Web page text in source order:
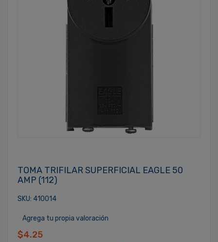
TOMA TRIFILAR SUPERFICIAL EAGLE 50
AMP (112)
SKU: 410014
Agrega tu propia valoración
$4.25